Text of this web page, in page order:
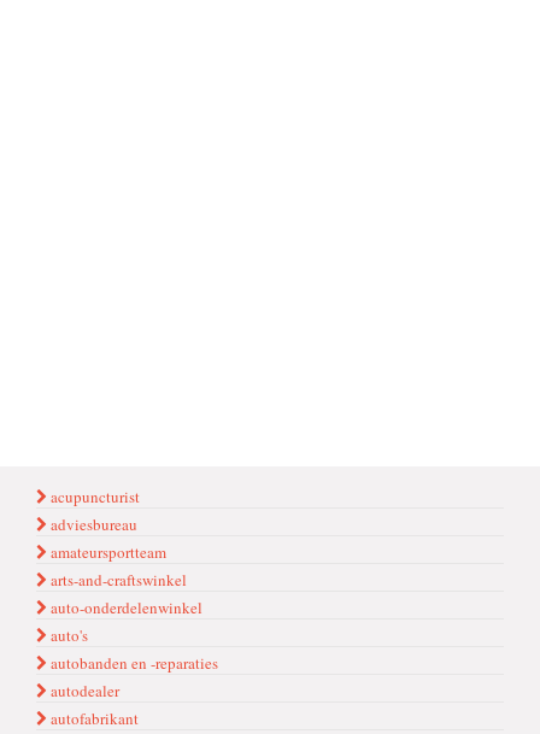
acupuncturist
adviesbureau
amateursportteam
arts-and-craftswinkel
auto-onderdelenwinkel
auto's
autobanden en -reparaties
autodealer
autofabrikant